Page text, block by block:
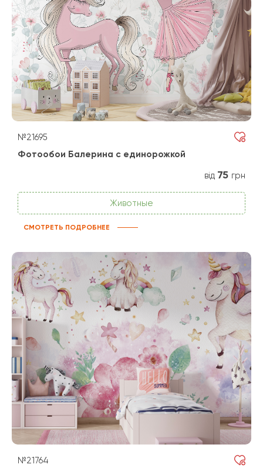
№21695
Фотообои Балерина с единорожкой
від 75 грн
Животные
СМОТРЕТЬ ПОДРОБНЕЕ
№21764